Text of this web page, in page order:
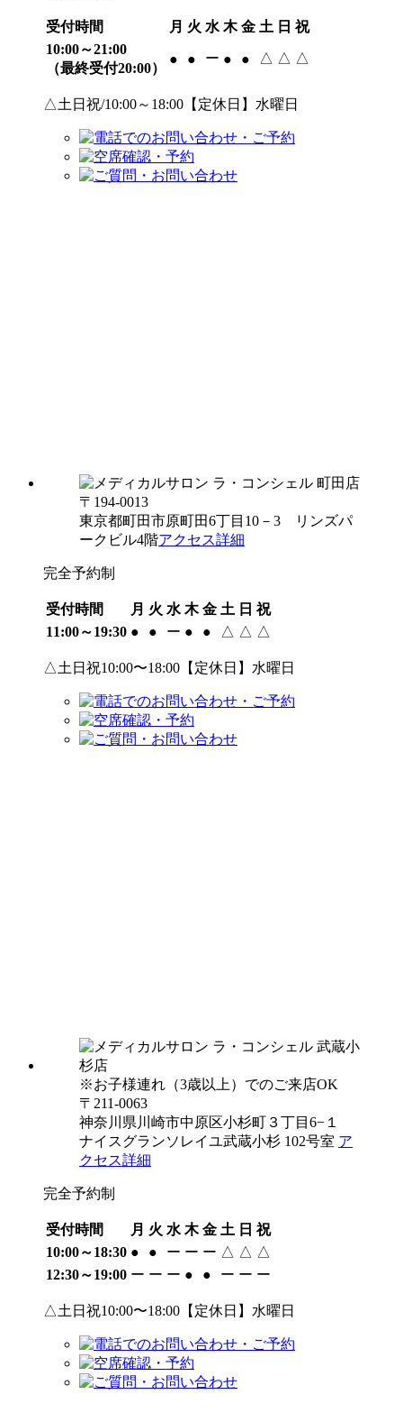
受付時間 月 火 水 木 金 土 日 祝
10:00～21:00
（最終受付20:00）
● ● ー ● ● △ △ △
△土日祝/10:00～18:00【定休日】水曜日
〒194-0013
東京都町田市原町田6丁目10－3 リンズパ
ークビル4階アクセス詳細
完全予約制
受付時間 月 火 水 木 金 土 日 祝
11:00～19:30 ● ● ー ● ● △ △ △
△土日祝10:00〜18:00【定休日】水曜日
※お子様連れ（3歳以上）でのご来店OK
〒211-0063
神奈川県川崎市中原区小杉町３丁目6−１
ナイスグランソレイユ武蔵小杉 102号室 ア
クセス詳細
完全予約制
受付時間 月 火 水 木 金 土 日 祝
10:00～18:30 ● ● ー ー ー △ △ △
12:30～19:00 ー ー ー ● ● ー ー ー
△土日祝10:00〜18:00【定休日】水曜日